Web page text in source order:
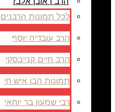
לכל תמונות הרבנים
הרב עובדיה יוסף
הרב חיים קנייבסקי
תמונות הבן איש חי
רבי שמעון בר יוחאי